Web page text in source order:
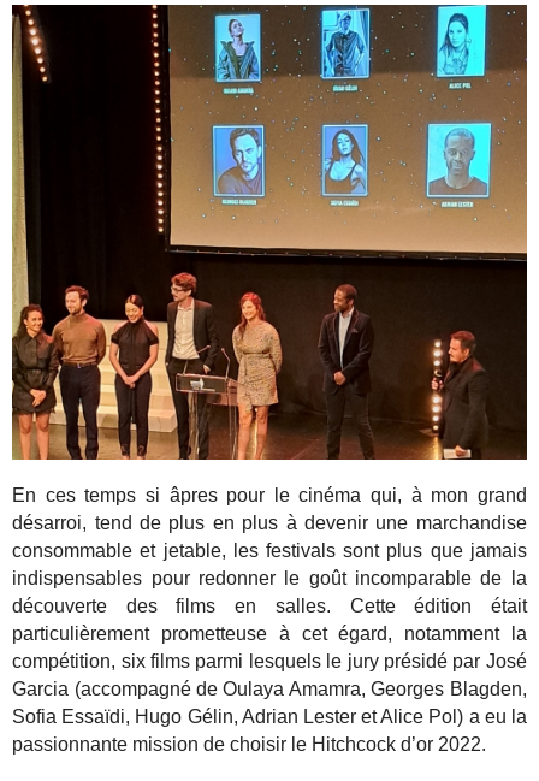
En ces temps si âpres pour le cinéma qui, à mon grand
désarroi, tend de plus en plus à devenir une marchandise
consommable et jetable, les festivals sont plus que jamais
indispensables pour redonner le goût incomparable de la
découverte des films en salles. Cette édition était
particulièrement prometteuse à cet égard, notamment la
compétition, six films parmi lesquels le jury présidé par José
Garcia (accompagné de Oulaya Amamra, Georges Blagden,
Sofia Essaïdi, Hugo Gélin, Adrian Lester et Alice Pol) a eu la
passionnante mission de choisir le Hitchcock d’or 2022.